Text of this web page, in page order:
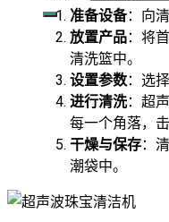
准备设备：向
放置产品：将
清洗篮中。
设置参数：选
进行清洗：超
每一个角落，击
干燥与保存：
潮袋中。